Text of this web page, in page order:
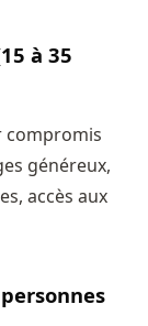
à 35
compromis
généreux,
accès aux